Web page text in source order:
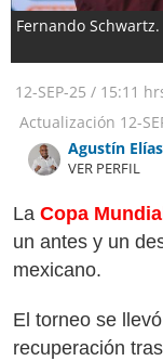
Fernando Schwartz.
12-SEP-25 / 15:11
Actualización 12-
Agustín Elías
VER PERFIL
La Copa
un antes y un
mexicano.
El torneo se
recuperación